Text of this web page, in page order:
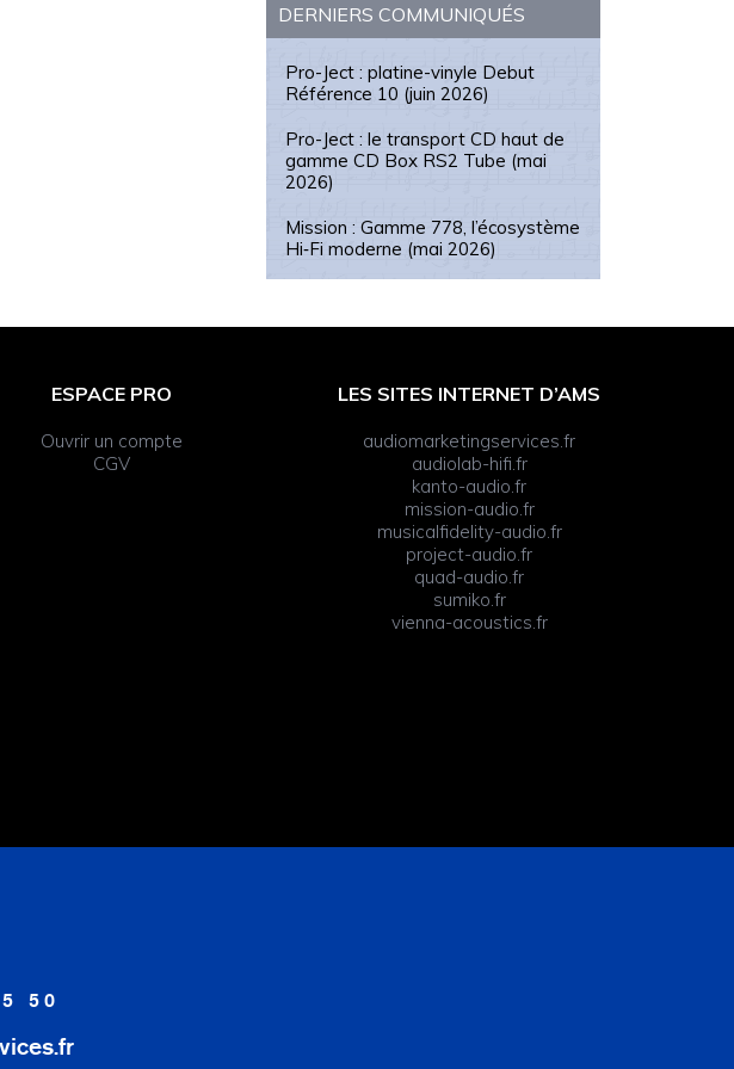
DERNIERS COMMUNIQUÉS
Pro-Ject : platine-vinyle Debut
Référence 10 (juin 2026)
Pro-Ject : le transport CD haut de
gamme CD Box RS2 Tube (mai
2026)
Mission : Gamme 778, l’écosystème
Hi‑Fi moderne (mai 2026)
ESPACE PRO
Ouvrir un compte
CGV
LES SITES INTERNET D’AMS
audiomarketingservices.fr
audiolab-hifi.fr
kanto-audio.fr
mission-audio.fr
musicalfidelity-audio.fr
project-audio.fr
quad-audio.fr
sumiko.fr
vienna-acoustics.fr
50